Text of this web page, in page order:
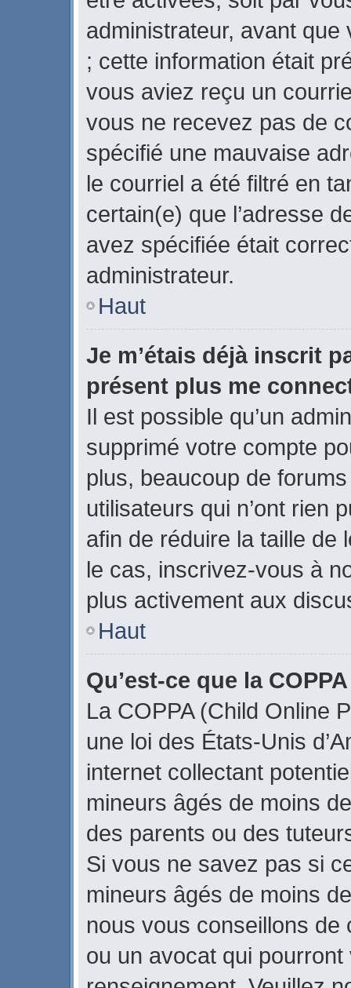
administrateur, avant
; cette information était
vous aviez reçu un
vous ne recevez pas de
spécifié une mauvaise
le courriel a été filtré en
certain(e) que l’adresse
avez spécifiée était
administrateur.
Haut
Je m’étais déjà inscrit
présent plus me
Il est possible qu’un
supprimé votre compte
plus, beaucoup de
utilisateurs qui n’ont rien
afin de réduire la taille de
le cas, inscrivez-vous à
plus activement aux
Haut
Qu’est-ce que la
La COPPA (Child Online
une loi des États-Unis
internet collectant
mineurs âgés de moins
des parents ou des
Si vous ne savez pas si
mineurs âgés de moins
nous vous conseillons de
ou un avocat qui